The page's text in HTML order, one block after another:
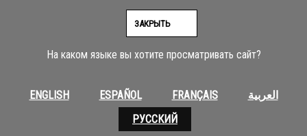
На каком языке вы хотите просматривать сайт?
ENGLISH ESPAÑOL FRANÇAIS
العربية
РУССКИЙ
ЗАКРЫТЬ